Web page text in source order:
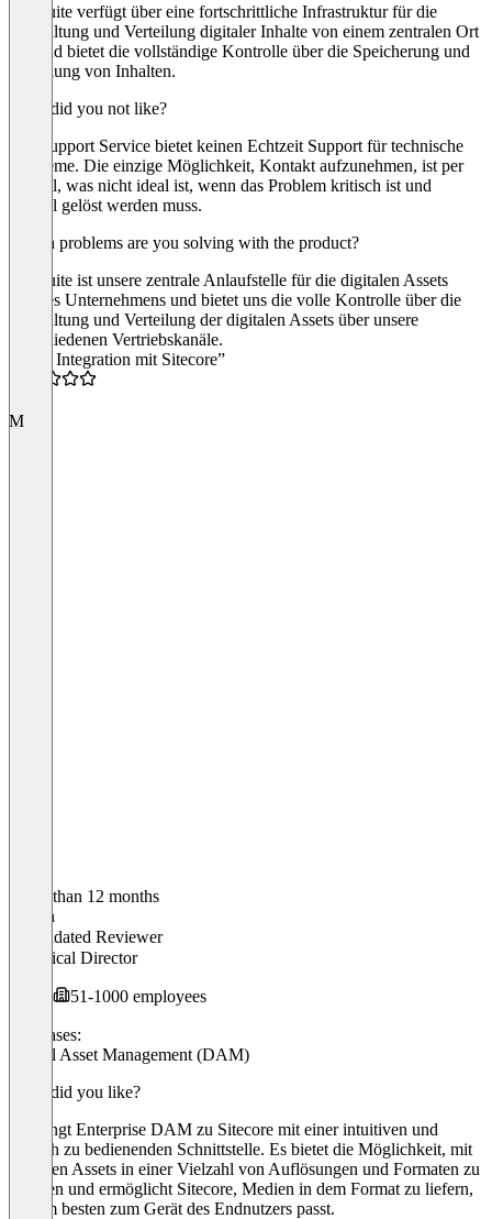
Digizuite verfügt über eine fortschrittliche Infrastruktur für die
Verwaltung und Verteilung digitaler Inhalte von einem zentralen Ort
aus und bietet die vollständige Kontrolle über die Speicherung und
Verteilung von Inhalten.
What did you not like?
Der Support Service bietet keinen Echtzeit Support für technische
Probleme. Die einzige Möglichkeit, Kontakt aufzunehmen, ist per
E-Mail, was nicht ideal ist, wenn das Problem kritisch ist und
schnell gelöst werden muss.
Which problems are you solving with the product?
Digizuite ist unsere zentrale Anlaufstelle für die digitalen Assets
unseres Unternehmens und bietet uns die volle Kontrolle über die
Verwaltung und Verteilung der digitalen Assets über unsere
verschiedenen Vertriebskanäle.
“Tolle Integration mit Sitecore”
M
Older than 12 months
Martin
Validated Reviewer
Technical Director
51-1000 employees
Use cases:
Digital Asset Management (DAM)
What did you like?
Es bringt Enterprise DAM zu Sitecore mit einer intuitiven und
einfach zu bedienenden Schnittstelle. Es bietet die Möglichkeit, mit
digitalen Assets in einer Vielzahl von Auflösungen und Formaten zu
arbeiten und ermöglicht Sitecore, Medien in dem Format zu liefern,
das am besten zum Gerät des Endnutzers passt.